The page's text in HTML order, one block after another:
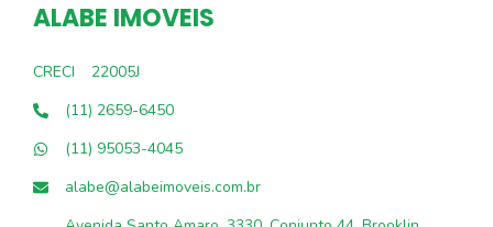
ALABE IMOVEIS
CRECI
22005J
(11) 2659-6450
(11) 95053-4045
alabe@alabeimoveis.com.br